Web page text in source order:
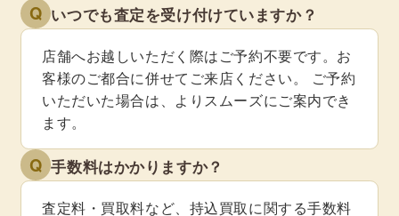
Q いつでも査定を受け付けていますか？
店舗へお越しいただく際はご予約不要です。お
客様のご都合に併せてご来店ください。 ご予約
いただいた場合は、よりスムーズにご案内でき
ます。
Q 手数料はかかりますか？
査定料・買取料など、持込買取に関する手数料